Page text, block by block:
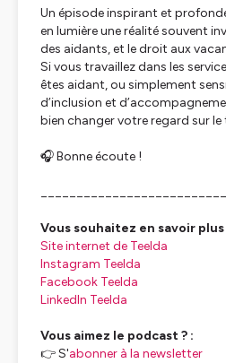
Un épisode inspirant et
en lumière une réalité souvent
des aidants, et le droit aux
Si vous travaillez dans les
êtes aidant, ou simplement
d’inclusion et
bien changer votre regard sur
🎧 Bonne écoute !
Vous souhaitez en savoir plus
Site internet de Teelda
Instagram Teelda
Facebook Teelda
LinkedIn Teelda
Vous aimez le podcast ? :
👉 S'abonner à la newsletter